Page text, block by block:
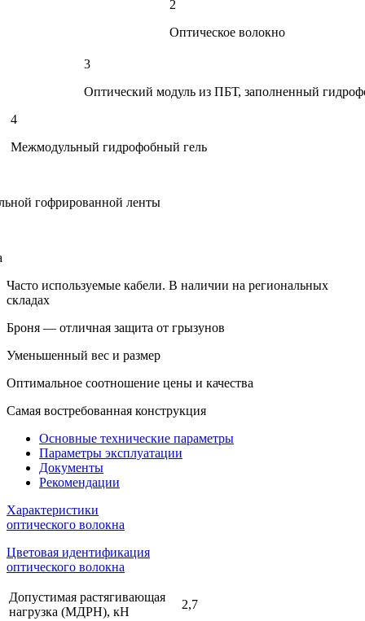
2
Оптическое волокно
3
Оптический модуль из ПБТ, заполненный
4
Межмодульный гидрофобный гель
гофрированной ленты
Часто используемые кабели. В наличии на региональных
складах
Броня — отличная защита от грызунов
Уменьшенный вес и размер
Оптимальное соотношение цены и качества
Самая востребованная конструкция
Основные технические параметры
Параметры эксплуатации
Документы
Рекомендации
Характеристики
оптического волокна
Цветовая идентификация
оптического волокна
Допустимая растягивающая
нагрузка (МДРН), кН
2,7